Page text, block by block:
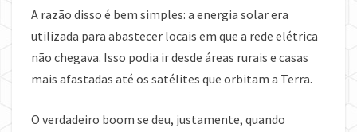
A razão disso é bem simples: a energia solar era
utilizada para abastecer locais em que a rede elétrica
não chegava. Isso podia ir desde áreas rurais e casas
mais afastadas até os satélites que orbitam a Terra.
O verdadeiro boom se deu, justamente, quando